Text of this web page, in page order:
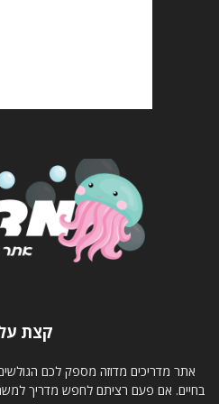
קצת
אתר מדריכים מדוזה מספק לכם
בחיים. אם פעם רציתם לחפש מדריך